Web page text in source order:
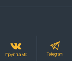
Группа VK Telegram